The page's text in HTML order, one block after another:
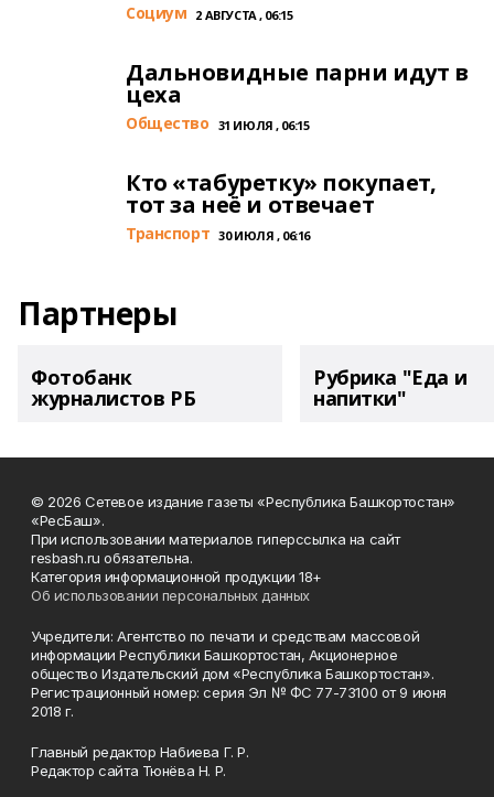
Cоциум 2 АВГУСТА , 06:15
Дальновидные парни идут в
цеха
Общество 31 ИЮЛЯ , 06:15
Кто «табуретку» покупает,
тот за неё и отвечает
Транспорт 30 ИЮЛЯ , 06:16
Партнеры
Фотобанк
журналистов РБ
Рубрика "Еда и
напитки"
© 2026 Сетевое издание газеты «Республика Башкортостан»
«РесБаш».
При использовании материалов гиперссылка на сайт
resbash.ru обязательна.
Категория информационной продукции 18+
Об использовании персональных данных
Учредители: Агентство по печати и средствам массовой
информации Республики Башкортостан, Акционерное
общество Издательский дом «Республика Башкортостан».
Регистрационный номер: серия Эл № ФС 77-73100 от 9 июня
2018 г.
Главный редактор Набиева Г. Р.
Редактор сайта Тюнёва Н. Р.